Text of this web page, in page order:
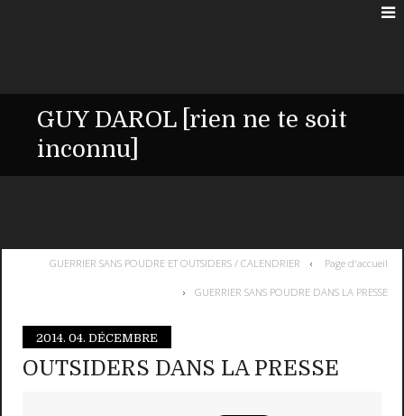
GUY DAROL [rien ne te soit
inconnu]
GUERRIER SANS POUDRE ET OUTSIDERS / CALENDRIER Page d'accueil
GUERRIER SANS POUDRE DANS LA PRESSE
2014. 04. DÉCEMBRE
OUTSIDERS DANS LA PRESSE